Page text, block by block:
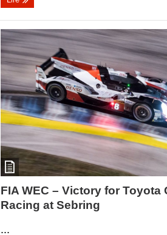
FIA WEC – Victory for Toyota
Racing at Sebring
...